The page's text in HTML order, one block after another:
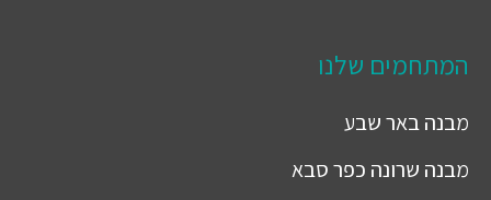
המתחמים שלנו
מבנהבאר שבע
מבנה שרונה כפר סבא